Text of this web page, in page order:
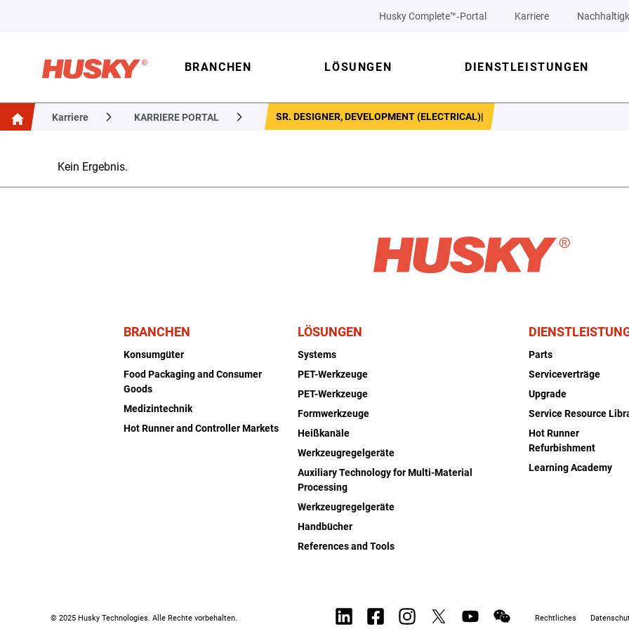
Husky Complete™‑Portal Karriere
BRANCHEN LÖSUNGEN DIENSTLEISTUNGEN
Karriere KARRIERE PORTAL SR. DESIGNER, DEVELOPMENT (ELECTRICAL)|
Kein Ergebnis.
BRANCHEN
Konsumgüter
Food Packaging and Consumer
Goods
Medizintechnik
Hot Runner and Controller Markets
LÖSUNGEN
Systems
PET-Werkzeuge
PET-Werkzeuge
Formwerkzeuge
Heißkanäle
Werkzeugregelgeräte
Auxiliary Technology for Multi-Material
Processing
Werkzeugregelgeräte
Handbücher
References and Tools
Parts
Serviceverträge
Upgrade
Service Resource
Hot Runner
Refurbishment
Learning Academy
Rechtliches
© 2025 Husky Technologies. Alle Rechte vorbehalten.